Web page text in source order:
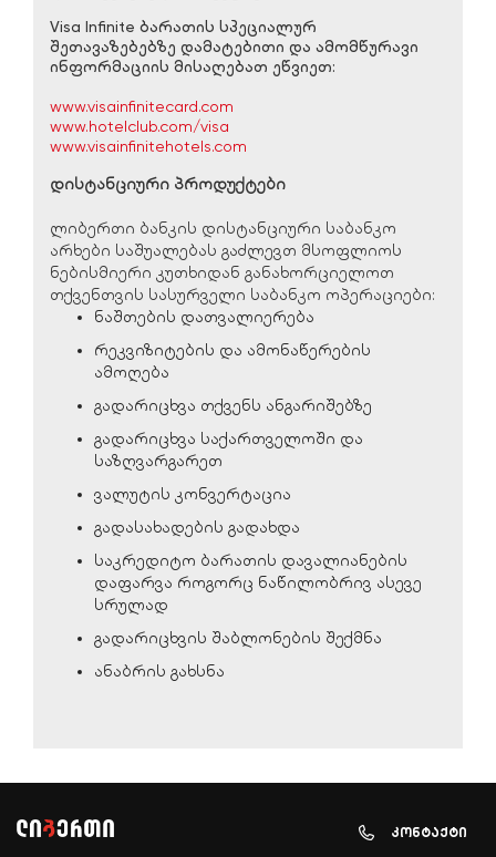
Visa Infinite ბარათის სპეციალურ
შეთავაზებებზე დამატებითი და ამომწურავი
ინფორმაციის მისაღებათ ეწვიეთ:
www.visainfinitecard.com
www.hotelclub.com/visa
www.visainfinitehotels.com
დისტანციური პროდუქტები
ლიბერთი ბანკის დისტანციური საბანკო
არხები საშუალებას გაძლევთ მსოფლიოს
ნებისმიერი კუთხიდან განახორციელოთ
თქვენთვის სასურველი საბანკო ოპერაციები:
ნაშთების დათვალიერება
რეკვიზიტების და ამონაწერების
ამოღება
გადარიცხვა თქვენს ანგარიშებზე
გადარიცხვა საქართველოში და
საზღვარგარეთ
ვალუტის კონვერტაცია
გადასახადების გადახდა
საკრედიტო ბარათის დავალიანების
დაფარვა როგორც ნაწილობრივ ასევე
სრულად
გადარიცხვის შაბლონების შექმნა
ანაბრის გახსნა
კონტაქტი